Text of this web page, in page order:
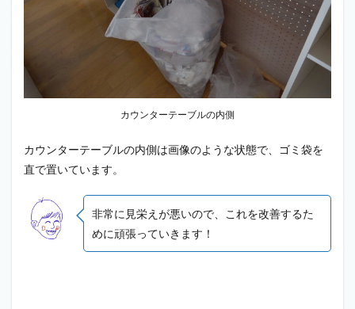
カウンターテーブルの内側
カウンターテーブルの内側は画像のような状態で、ゴミ袋を
直で置いています。
非常に見栄えが悪いので、これを改善するた
めに頑張っていきます！